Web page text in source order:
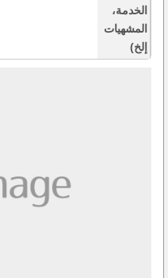
الخدمة،
المشهيات
إلخ)